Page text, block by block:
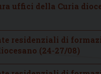
uffici della Curia
residenziali di
(24-27/08)